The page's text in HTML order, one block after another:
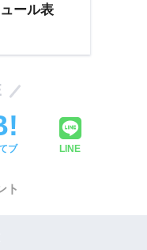
ール表
ブ LINE
ト